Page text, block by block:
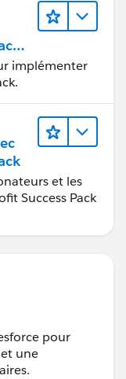
implémenter
et les
Success Pack
pour
une